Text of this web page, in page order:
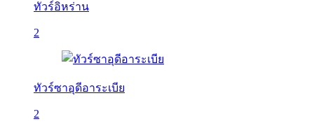
ทัวร์อิหร่าน
2
ทัวร์ซาอุดีอาระเบีย
2